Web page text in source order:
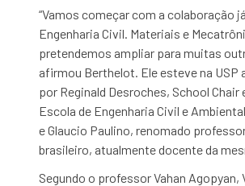
“Vamos começar com a colaboração
Engenharia Civil. Materiais e
pretendemos ampliar para muitas
afirmou Berthelot. Ele esteve na USP
por Reginald Desroches, School Chair
Escola de Engenharia Civil e
e Glaucio Paulino, renomado
brasileiro, atualmente docente da
Segundo o professor Vahan Agopyan,